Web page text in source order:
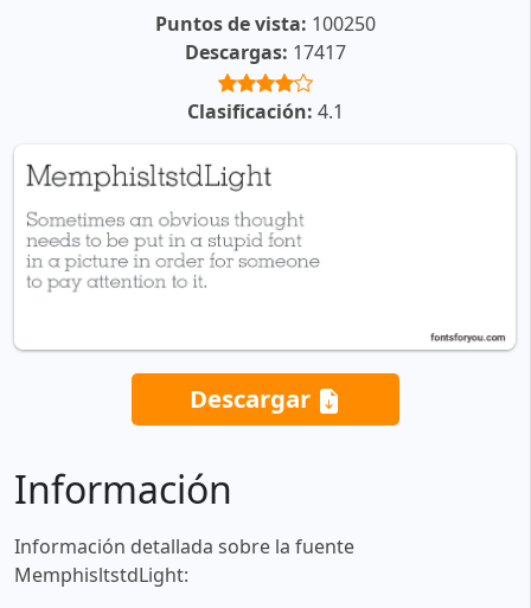
Puntos de vista: 100250
Descargas: 17417
Clasificación: 4.1
Descargar
Información
Información detallada sobre la fuente
MemphisltstdLight: